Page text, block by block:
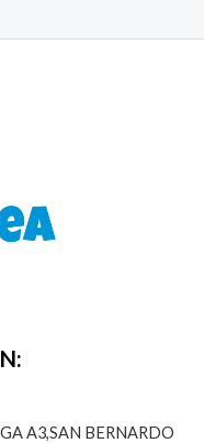
A3,SAN BERNARDO